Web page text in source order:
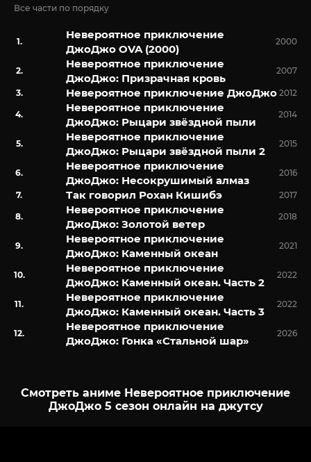
Все части по порядку
Невероятное приключение
ДжоДжо OVA (2000)
2000
Невероятное приключение
ДжоДжо: Призрачная кровь
2007
Невероятное приключение ДжоДжо 2012
Невероятное приключение
ДжоДжо: Рыцари звёздной пыли
2014
Невероятное приключение
ДжоДжо: Рыцари звёздной пыли 2
2015
Невероятное приключение
ДжоДжо: Несокрушимый алмаз
2016
Так говорил Рохан Кишибэ 2017
Невероятное приключение
ДжоДжо: Золотой ветер
2018
Невероятное приключение
ДжоДжо: Каменный океан
2021
Невероятное приключение
ДжоДжо: Каменный океан. Часть 2
2022
Невероятное приключение
ДжоДжо: Каменный океан. Часть 3
2022
Невероятное приключение
ДжоДжо: Гонка «Стальной шар»
2026
Смотреть аниме Невероятное приключение
ДжоДжо 5 сезон онлайн на джутсу